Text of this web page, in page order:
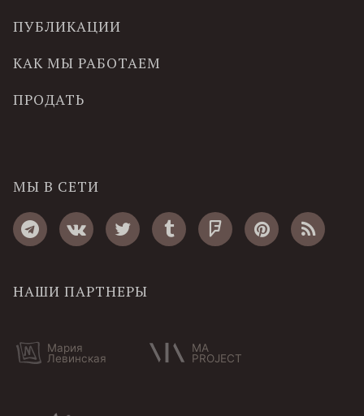
ПУБЛИКАЦИИ
КАК МЫ РАБОТАЕМ
ПРОДАТЬ
МЫ В СЕТИ
НАШИ ПАРТНЕРЫ
Мария
Левинская
MA
PROJECT